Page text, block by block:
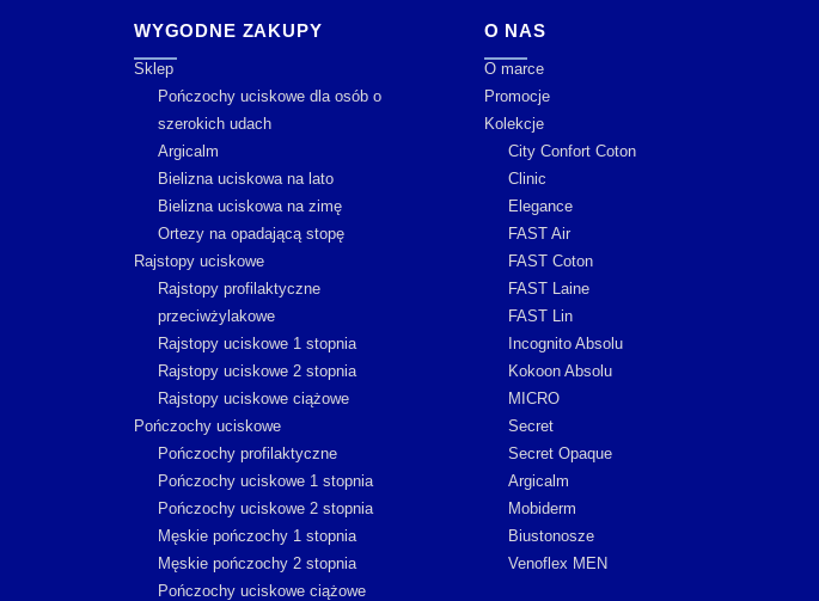
WYGODNE ZAKUPY
Sklep
Pończochy uciskowe dla osób o
szerokich udach
Argicalm
Bielizna uciskowa na lato
Bielizna uciskowa na zimę
Ortezy na opadającą stopę
Rajstopy uciskowe
Rajstopy profilaktyczne
przeciwżylakowe
Rajstopy uciskowe 1 stopnia
Rajstopy uciskowe 2 stopnia
Rajstopy uciskowe ciążowe
Pończochy uciskowe
Pończochy profilaktyczne
Pończochy uciskowe 1 stopnia
Pończochy uciskowe 2 stopnia
Męskie pończochy 1 stopnia
Męskie pończochy 2 stopnia
Pończochy uciskowe ciążowe
O NAS
O marce
Promocje
Kolekcje
City Confort Coton
Clinic
Elegance
FAST Air
FAST Coton
FAST Laine
FAST Lin
Incognito Absolu
Kokoon Absolu
MICRO
Secret
Secret Opaque
Argicalm
Mobiderm
Biustonosze
Venoflex MEN